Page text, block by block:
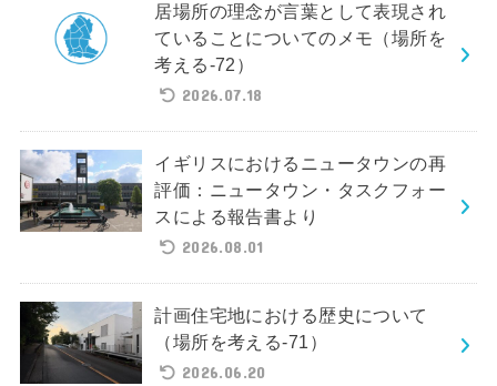
居場所の理念が言葉として表現され
ていることについてのメモ（場所を
考える-72）
2026.07.18
イギリスにおけるニュータウンの再
評価：ニュータウン・タスクフォー
スによる報告書より
2026.08.01
計画住宅地における歴史について
（場所を考える-71）
2026.06.20